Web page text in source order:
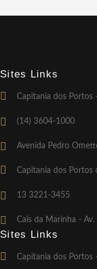
Sites Links
Capitania dos Portos
(14) 3604-1000
Avenida Pedro
Capitania dos Portos
13 3221-3455
Cais da Marinha -
Sites Links
Capitania dos Portos